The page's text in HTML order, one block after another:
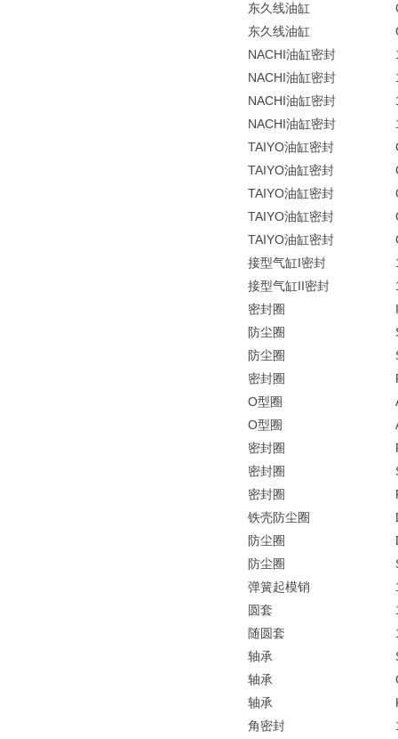
东久线油缸
东久线油缸
NACHI油缸密封
NACHI油缸密封
NACHI油缸密封
NACHI油缸密封
TAIYO油缸密封
TAIYO油缸密封
TAIYO油缸密封
TAIYO油缸密封
TAIYO油缸密封
接型气缸I密封
接型气缸II密封
密封圈
防尘圈
防尘圈
密封圈
O型圈
O型圈
密封圈
密封圈
密封圈
铁壳防尘圈
防尘圈
防尘圈
弹簧起模销
圆套
随圆套
轴承
轴承
轴承
角密封